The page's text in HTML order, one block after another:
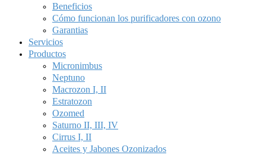
Beneficios
Cómo funcionan los purificadores con ozono
Garantias
Servicios
Productos
Micronimbus
Neptuno
Macrozon I, II
Estratozon
Ozomed
Saturno II, III, IV
Cirrus I, II
Aceites y Jabones Ozonizados